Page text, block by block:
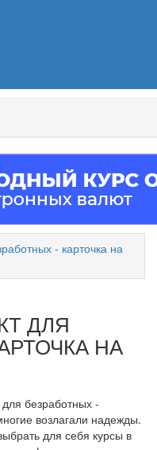
- карточка на
ДЛЯ
НА
безработных -
возлагали надежды.
для себя курсы в